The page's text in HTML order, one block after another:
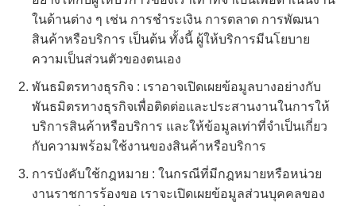
ในด้านต่าง ๆ เช่น การชำระเงิน การตลาด การพัฒนา
สินค้าหรือบริการ เป็นต้น ทั้งนี้ ผู้ให้บริการมีนโยบาย
ความเป็นส่วนตัวของตนเอง
พันธมิตรทางธุรกิจ : เราอาจเปิดเผยข้อมูลบางอย่างกับ
พันธมิตรทางธุรกิจเพื่อติดต่อและประสานงานในการให้
บริการสินค้าหรือบริการ และให้ข้อมูลเท่าที่จำเป็นเกี่ยว
กับความพร้อมใช้งานของสินค้าหรือบริการ
การบังคับใช้กฎหมาย : ในกรณีที่มีกฎหมายหรือหน่วย
งานราชการร้องขอ เราจะเปิดเผยข้อมูลส่วนบุคคลของ